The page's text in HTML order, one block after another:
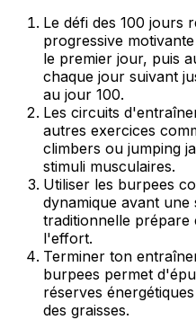
Le défi des 100 jours
progressive
le premier jour, puis
chaque jour suivant
au jour 100.
Les circuits
autres exercices
climbers ou jumping
stimuli musculaires.
Utiliser les burpees
dynamique avant
traditionnelle
l'effort.
Terminer ton
burpees permet
réserves
des graisses.